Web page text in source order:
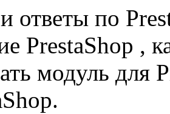
ответы по
PrestaShop ,
модуль для